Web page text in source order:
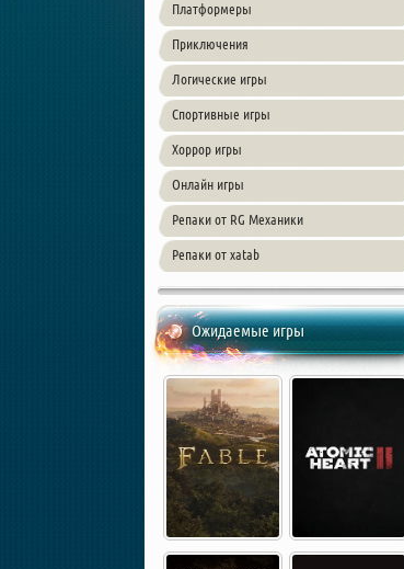
Платформеры
Приключения
Логические игры
Спортивные игры
Хоррор игры
Онлайн игры
Репаки от RG Механики
Репаки от xatab
Ожидаемые игры